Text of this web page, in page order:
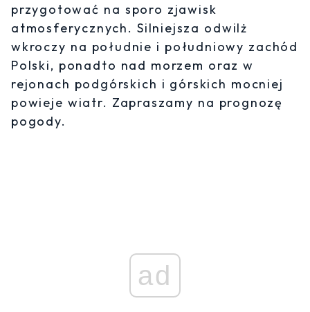
przygotować na sporo zjawisk
atmosferycznych. Silniejsza odwilż
wkroczy na południe i południowy zachód
Polski, ponadto nad morzem oraz w
rejonach podgórskich i górskich mocniej
powieje wiatr. Zapraszamy na prognozę
pogody.
ad